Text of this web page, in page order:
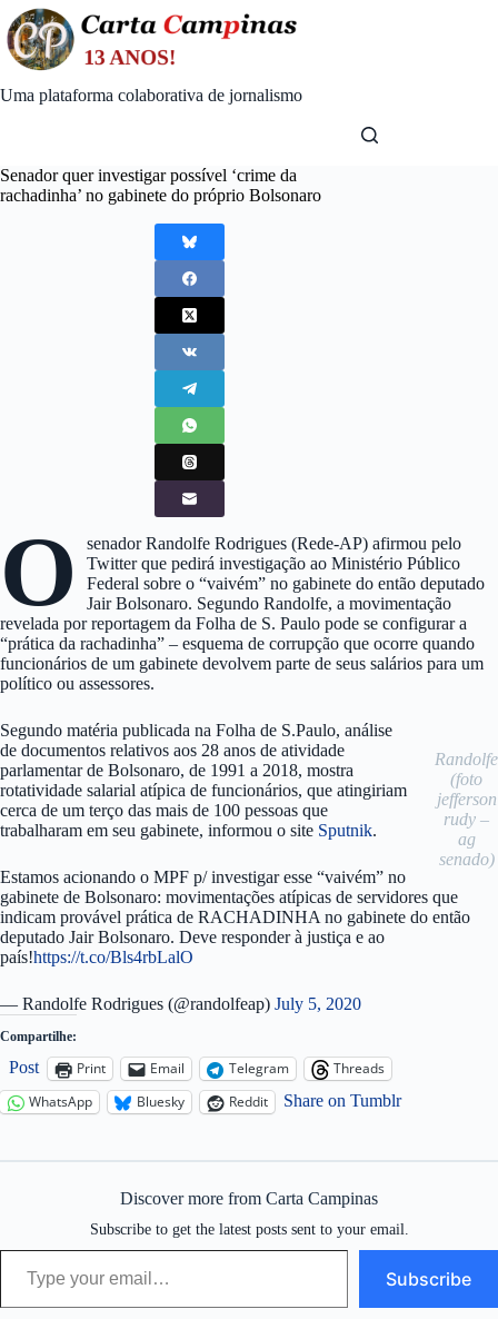
Skip
to
content
Uma plataforma colaborativa de jornalismo
Senador quer investigar possível ‘crime da
rachadinha’ no gabinete do próprio Bolsonaro
O
senador Randolfe Rodrigues (Rede-AP) afirmou pelo
Twitter que pedirá investigação ao Ministério Público
Federal sobre o “vaivém” no gabinete do então deputado
Jair Bolsonaro. Segundo Randolfe, a movimentação
revelada por reportagem da Folha de S. Paulo pode se configurar a
“prática da rachadinha” – esquema de corrupção que ocorre quando
funcionários de um gabinete devolvem parte de seus salários para um
político ou assessores.
Randolfe
(foto
jefferson
rudy –
ag
senado)
Segundo matéria publicada na Folha de S.Paulo, análise
de documentos relativos aos 28 anos de atividade
parlamentar de Bolsonaro, de 1991 a 2018, mostra
rotatividade salarial atípica de funcionários, que atingiriam
cerca de um terço das mais de 100 pessoas que
trabalharam em seu gabinete, informou o site Sputnik.
Estamos acionando o MPF p/ investigar esse “vaivém” no
gabinete de Bolsonaro: movimentações atípicas de servidores que
indicam provável prática de RACHADINHA no gabinete do então
deputado Jair Bolsonaro. Deve responder à justiça e ao
país!https://t.co/Bls4rbLalO
— Randolfe Rodrigues (@randolfeap) July 5, 2020
Compartilhe:
Post Print Email Telegram
Threads
WhatsApp
Bluesky Reddit Share on Tumblr
Discover more from Carta Campinas
Subscribe to get the latest posts sent to your email.
Type your email…
Subscribe